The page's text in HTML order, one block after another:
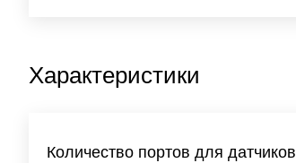
Характеристики
Количество портов для датчиков